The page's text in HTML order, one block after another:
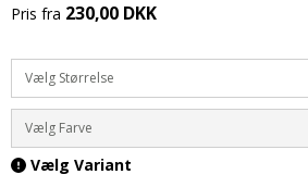
Pris fra 230,00 DKK
Vælg Størrelse
Vælg Farve
Vælg Variant